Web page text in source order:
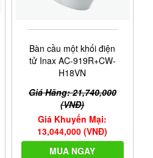
Bàn cầu một khối điện
tử Inax AC-919R+CW-
H18VN
Giá Hãng: 21,740,000
(VNĐ)
Giá Khuyến Mại:
13,044,000 (VNĐ)
MUA NGAY